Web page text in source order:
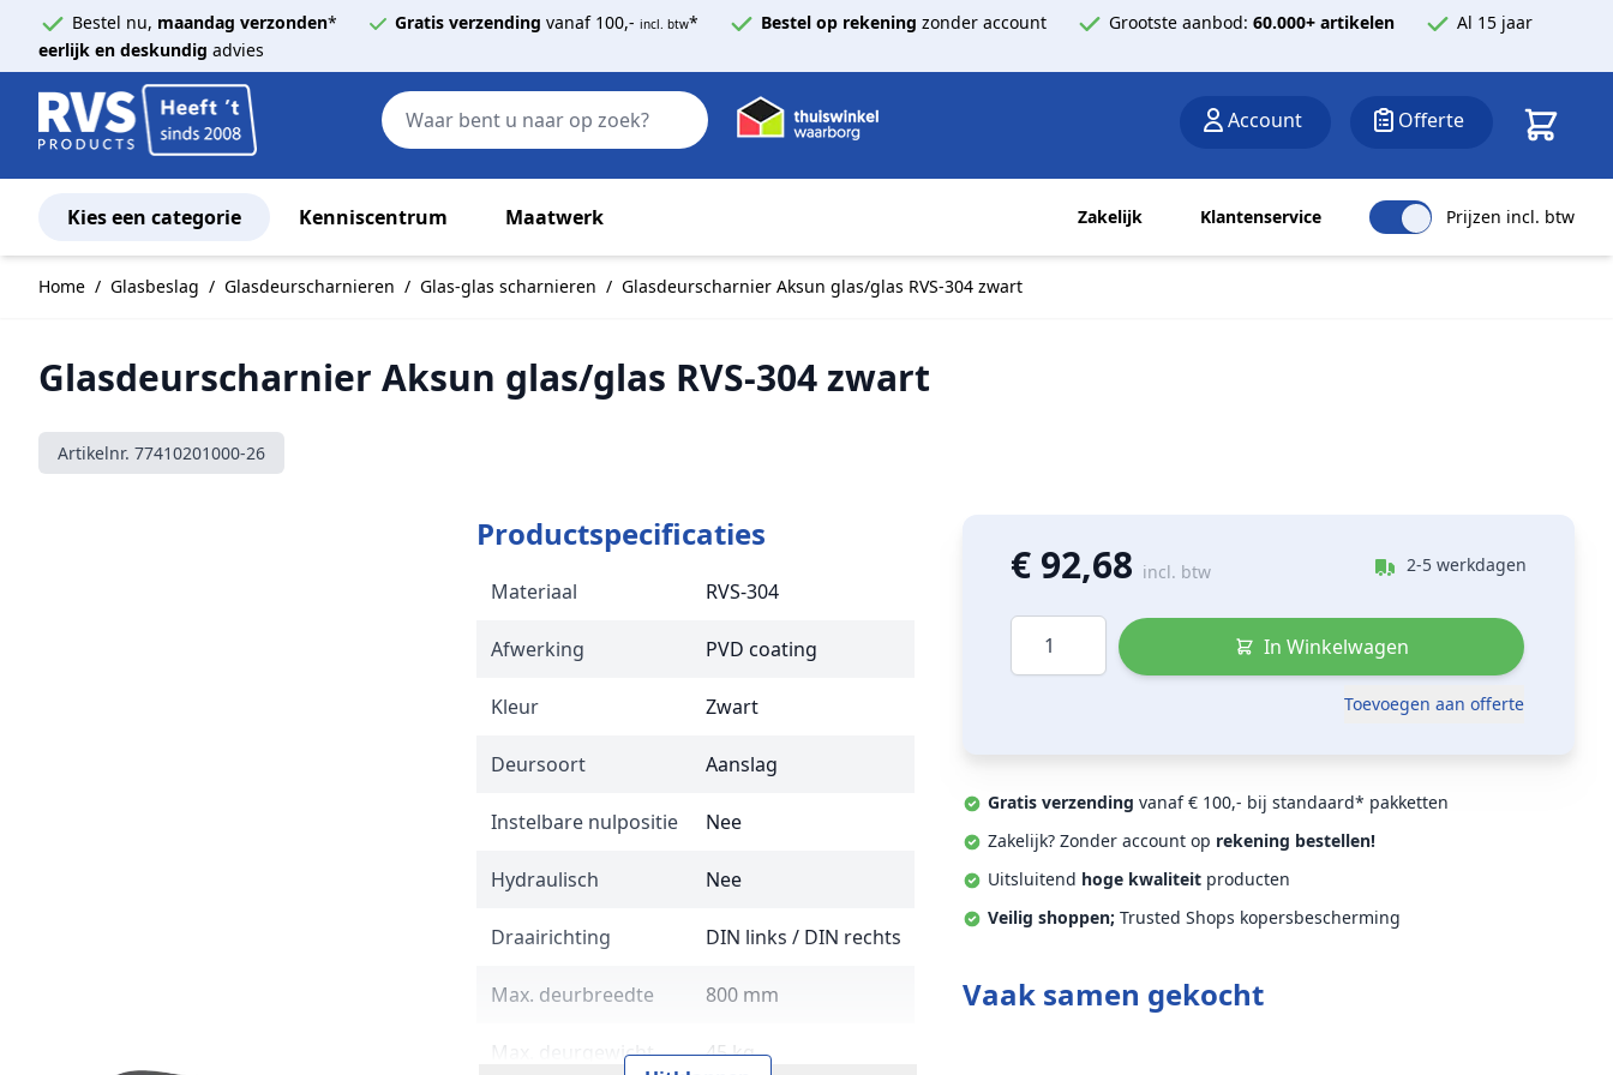
Bestel nu, maandag verzonden* Gratis verzending vanaf 100,- incl. btw* Bestel op rekening zonder account Grootste aanbod: 60.000+ artikelen
Al 15 jaar
eerlijk en deskundig advies
Zoek
Account Offerte
Kies een categorie Kenniscentrum Maatwerk Zakelijk Klantenservice Prijzen incl. btw
Home / Glasbeslag / Glasdeurscharnieren / Glas-glas scharnieren / Glasdeurscharnier Aksun glas/glas RVS-304 zwart
Glasdeurscharnier Aksun glas/glas RVS-304 zwart
Artikelnr. 77410201000-26
Productspecificaties
Materiaal RVS-304
Afwerking PVD coating
Kleur Zwart
Deursoort Aanslag
Instelbare nulpositie Nee
Hydraulisch Nee
Draairichting DIN links / DIN rechts
Max. deurbreedte 800 mm
Max. deurgewicht 45 kg
€ 92,68 incl. btw 2-5 werkdagen
Aantal
In Winkelwagen
Toevoegen aan offerte
Gratis verzending vanaf € 100,- bij standaard* pakketten
Zakelijk? Zonder account op rekening bestellen!
Uitsluitend hoge kwaliteit producten
Veilig shoppen; Trusted Shops kopersbescherming
Vaak samen gekocht